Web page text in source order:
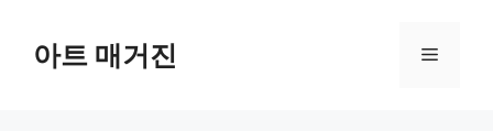
아트 매거진 메